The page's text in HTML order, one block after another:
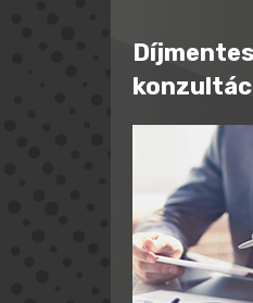
Díjmentes